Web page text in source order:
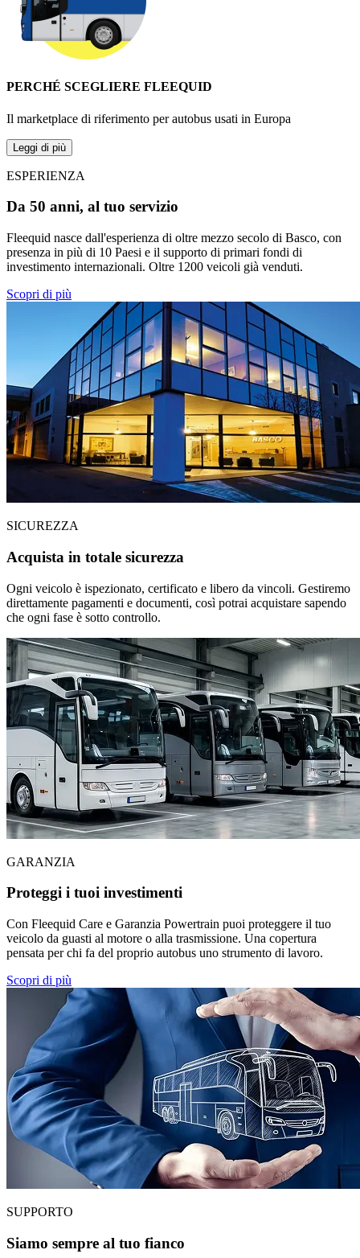
PERCHÉ SCEGLIERE FLEEQUID
Il marketplace di riferimento per autobus usati in Europa
Leggi di più
ESPERIENZA
Da 50 anni, al tuo servizio
Fleequid nasce dall'esperienza di oltre mezzo secolo di Basco, con
presenza in più di 10 Paesi e il supporto di primari fondi di
investimento internazionali. Oltre 1200 veicoli già venduti.
Scopri di più
SICUREZZA
Acquista in totale sicurezza
Ogni veicolo è ispezionato, certificato e libero da vincoli. Gestiremo
direttamente pagamenti e documenti, così potrai acquistare sapendo
che ogni fase è sotto controllo.
GARANZIA
Proteggi i tuoi investimenti
Con Fleequid Care e Garanzia Powertrain puoi proteggere il tuo
veicolo da guasti al motore o alla trasmissione. Una copertura
pensata per chi fa del proprio autobus uno strumento di lavoro.
Scopri di più
SUPPORTO
Siamo sempre al tuo fianco